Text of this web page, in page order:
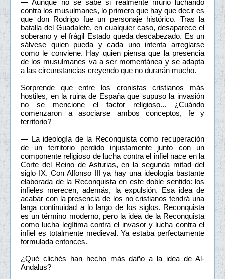
contra los musulmanes, lo primero que hay que decir es
que don Rodrigo fue un personaje histórico. Tras la
batalla del Guadalete, en cualquier caso, desaparece el
soberano y el frágil Estado queda descabezado. Es un
sálvese quien pueda y cada uno intenta arreglarse
como le conviene. Hay quien piensa que la presencia
de los musulmanes va a ser momentánea y se adapta
a las circunstancias creyendo que no durarán mucho.
Sorprende que entre los cronistas cristianos más
hostiles, en la ruina de España que supuso la invasión
no se mencione el factor religioso... ¿Cuándo
comenzaron a asociarse ambos conceptos, fe y
territorio?
— La ideología de la Reconquista como recuperación
de un territorio perdido injustamente junto con un
componente religioso de lucha contra el infiel nace en la
Corte del Reino de Asturias, en la segunda mitad del
siglo IX. Con Alfonso III ya hay una ideología bastante
elaborada de la Reconquista en este doble sentido: los
infieles merecen, además, la expulsión. Esa idea de
acabar con la presencia de los no cristianos tendrá una
larga continuidad a lo largo de los siglos. Reconquista
es un término moderno, pero la idea de la Reconquista
como lucha legítima contra el invasor y lucha contra el
infiel es totalmente medieval. Ya estaba perfectamente
formulada entonces.
¿Qué clichés han hecho más daño a la idea de Al-
Andalus?